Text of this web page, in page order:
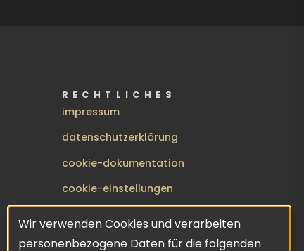
RECHTLICHES
impressum
datenschutzerklärung
cookie-dokumentation
cookie-einstellungen
BENUTZERMENÜ
anmelden
Verwendung
Wir verwenden Cookies und verarbeiten
personenbezogene Daten für die folgenden